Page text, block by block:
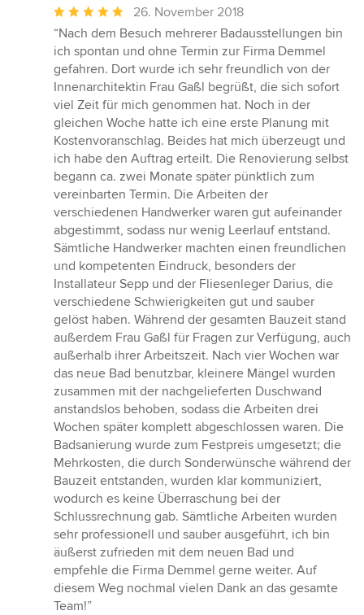
Durchschnittliche
Bewertung:
5
von
5
Sternen
26. November 2018
“Nach dem Besuch mehrerer Badausstellungen bin
ich spontan und ohne Termin zur Firma Demmel
gefahren. Dort wurde ich sehr freundlich von der
Innenarchitektin Frau Gaßl begrüßt, die sich sofort
viel Zeit für mich genommen hat. Noch in der
gleichen Woche hatte ich eine erste Planung mit
Kostenvoranschlag. Beides hat mich überzeugt und
ich habe den Auftrag erteilt. Die Renovierung selbst
begann ca. zwei Monate später pünktlich zum
vereinbarten Termin. Die Arbeiten der
verschiedenen Handwerker waren gut aufeinander
abgestimmt, sodass nur wenig Leerlauf entstand.
Sämtliche Handwerker machten einen freundlichen
und kompetenten Eindruck, besonders der
Installateur Sepp und der Fliesenleger Darius, die
verschiedene Schwierigkeiten gut und sauber
gelöst haben. Während der gesamten Bauzeit stand
außerdem Frau Gaßl für Fragen zur Verfügung, auch
außerhalb ihrer Arbeitszeit. Nach vier Wochen war
das neue Bad benutzbar, kleinere Mängel wurden
zusammen mit der nachgelieferten Duschwand
anstandslos behoben, sodass die Arbeiten drei
Wochen später komplett abgeschlossen waren. Die
Badsanierung wurde zum Festpreis umgesetzt; die
Mehrkosten, die durch Sonderwünsche während der
Bauzeit entstanden, wurden klar kommuniziert,
wodurch es keine Überraschung bei der
Schlussrechnung gab. Sämtliche Arbeiten wurden
sehr professionell und sauber ausgeführt, ich bin
äußerst zufrieden mit dem neuen Bad und
empfehle die Firma Demmel gerne weiter. Auf
diesem Weg nochmal vielen Dank an das gesamte
Team!”